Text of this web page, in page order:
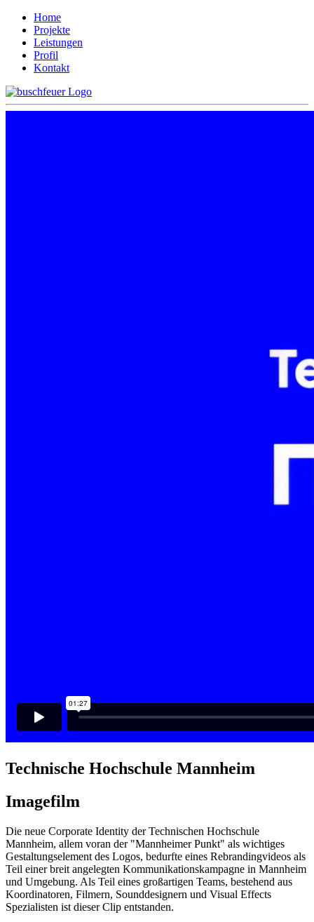
Home
Projekte
Leistungen
Profil
Kontakt
Technische Hochschule Mannheim
Imagefilm
Die neue Corporate Identity der Technischen Hochschule
Mannheim, allem voran der "Mannheimer Punkt" als wichtiges
Gestaltungselement des Logos, bedurfte eines Rebrandingvideos als
Teil einer breit angelegten Kommunikationskampagne in Mannheim
und Umgebung. Als Teil eines großartigen Teams, bestehend aus
Koordinatoren, Filmern, Sounddesignern und Visual Effects
Spezialisten ist dieser Clip entstanden.